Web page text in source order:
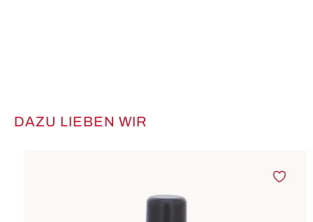
Produktgalerie überspringen
DAZU LIEBEN WIR